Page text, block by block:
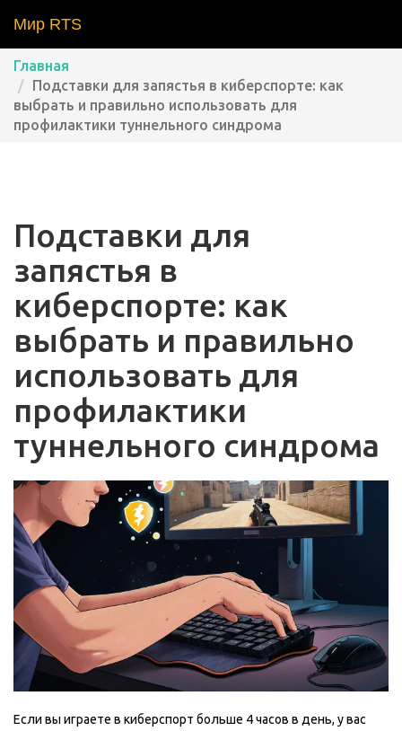
Мир RTS
Главная
Подставки для запястья в киберспорте: как
выбрать и правильно использовать для
профилактики туннельного синдрома
Подставки для
запястья в
киберспорте: как
выбрать и правильно
использовать для
профилактики
туннельного синдрома
Если вы играете в киберспорт больше 4 часов в день, у вас